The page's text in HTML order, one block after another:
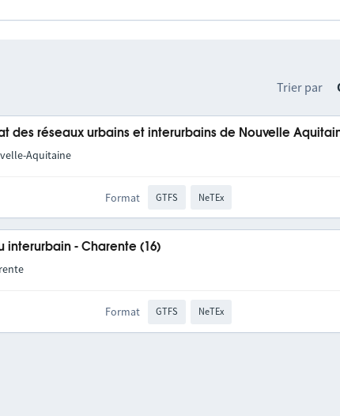
Trier par
des réseaux urbains et interurbains de Nouvelle
Aquitaine
Format GTFS NeTEx
interurbain - Charente (16)
Format GTFS NeTEx